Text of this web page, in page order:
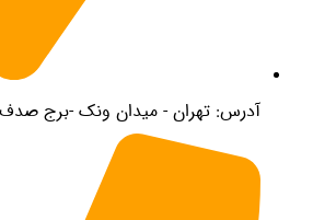
آدرس: تهران - میدان ونک -برج صدف - طبقه